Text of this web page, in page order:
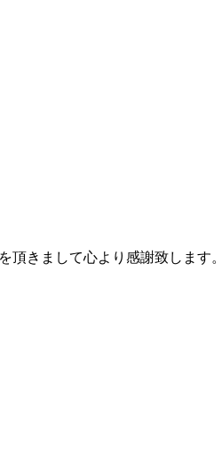
頂きまして心より感謝致します。